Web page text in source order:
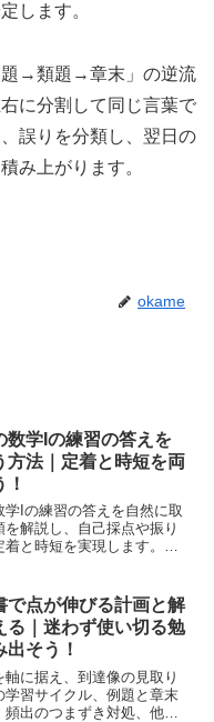
します。
題→類題→章末」の逆流
に分割して同じ言葉で
誤りを分類し、翌日の
み上がります。
okame
数学Iの練習の答えを
方法｜定着と時短を両
学Iの練習の答えを自然に取
を解説し、自己採点や振り
着と時短を実現します。過
で点が伸びる計画と解
る｜迷わず使い切る勉
そう！
軸に据え、到達像の見取り
学習サイクル、例題と章末
出のつまずき対処、他教